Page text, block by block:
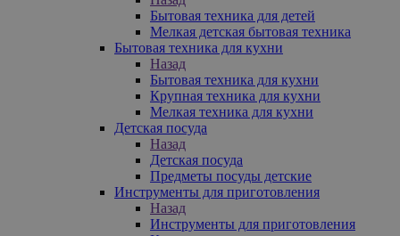
Бытовая техника для детей
Мелкая детская бытовая техника
Бытовая техника для кухни
Назад
Бытовая техника для кухни
Крупная техника для кухни
Мелкая техника для кухни
Детская посуда
Назад
Детская посуда
Предметы посуды детские
Инструменты для приготовления
Назад
Инструменты для приготовления